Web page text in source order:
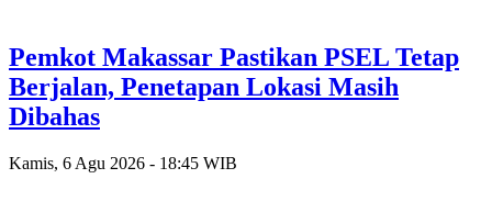
Pemkot Makassar Pastikan PSEL Tetap
Berjalan, Penetapan Lokasi Masih
Dibahas
Kamis, 6 Agu 2026 - 18:45 WIB